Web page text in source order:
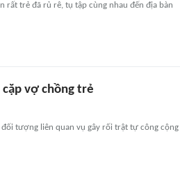
rất trẻ đã rủ rê, tụ tập cùng nhau đến địa bàn
vợ chồng trẻ
đối tượng liên quan vụ gây rối trật tự công cộng